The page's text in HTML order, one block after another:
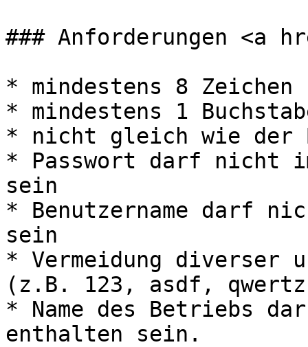
### Anforderungen <a
* mindestens 8 Zeichen
* mindestens 1
* nicht gleich wie der
* Passwort darf nicht
sein
* Benutzername darf
sein
* Vermeidung diverser
(z.B. 123, asdf,
* Name des Betriebs
enthalten sein.